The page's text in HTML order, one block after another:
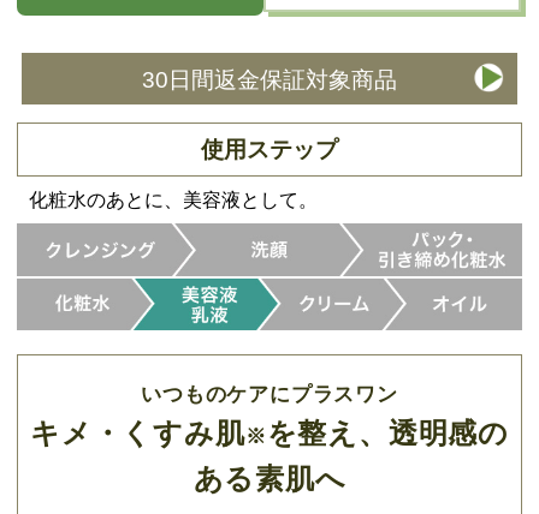
30日間返金保証対象商品
使用ステップ
化粧水のあとに、美容液として。
いつものケアにプラスワン
キメ・くすみ肌※ を整え、透明感の
ある素肌へ